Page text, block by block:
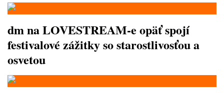
dm na LOVESTREAM-e opäť spojí
festivalové zážitky so starostlivosťou a
osvetou